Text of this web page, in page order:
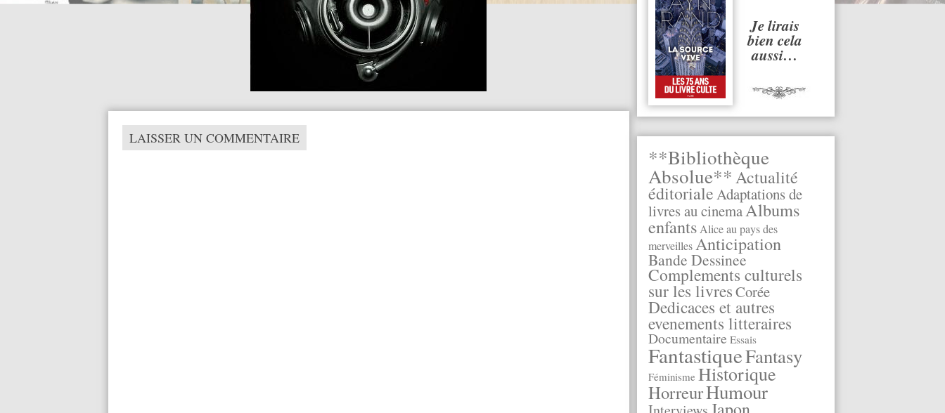
Je lirais
bien cela
aussi…
**Bibliothèque
Absolue**Actualité
éditorialeAdaptations de
livres au cinemaAlbums
enfantsAlice au pays des
merveillesAnticipation
Bande Dessinee
Complements culturels
sur les livresCorée
Dedicaces et autres
evenements litteraires
Documentaire Essais
FantastiqueFantasy
Féminisme Historique
HorreurHumour
LAISSER UN COMMENTAIRE